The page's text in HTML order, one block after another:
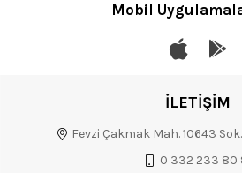
Mobil
İLETİŞİM
Fevzi Çakmak Mah. 10643
0 332 233 80